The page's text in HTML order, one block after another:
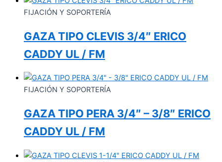
FIJACIÓN Y SOPORTERÍA
GAZA TIPO CLEVIS 3/4″ ERICO
CADDY UL / FM
FIJACIÓN Y SOPORTERÍA
GAZA TIPO PERA 3/4″ – 3/8″ ERICO
CADDY UL / FM